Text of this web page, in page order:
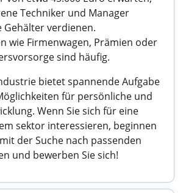
Techniker und Manager
verdienen.
wie Firmenwagen, Prämien oder
sind häufig.
bietet spannende Aufgabe
für persönliche und
Wenn Sie sich für eine
sektor interessieren, beginnen
der Suche nach passenden
und bewerben Sie sich!